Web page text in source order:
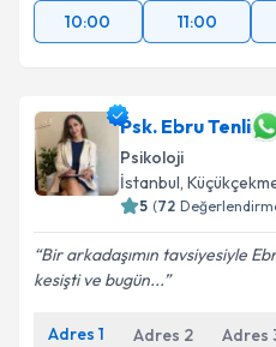
10:00 11:00
Psk. Ebru Tenli
Psikoloji
İstanbul,
5 (72
Bir arkadaşımın tavsiyesiyle
kesişti ve bugün...
Adres 1 Adres 2 Adres